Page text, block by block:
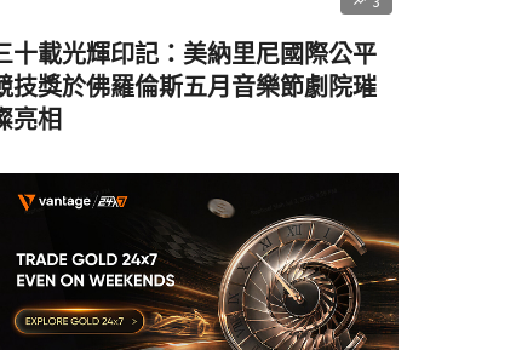
十載光輝印記：美納里尼國際公平
技獎於佛羅倫斯五月音樂節劇院璀
亮相